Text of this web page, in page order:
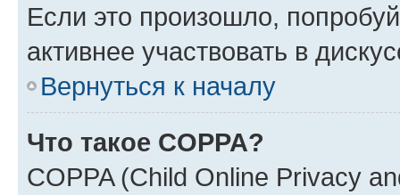
Если это произошло,
активнее участвовать в
Вернуться к началу
Что такое COPPA?
COPPA (Child Online Privacy